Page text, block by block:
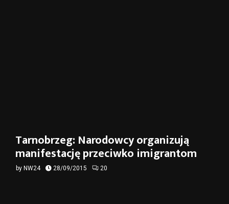
Tarnobrzeg: Narodowcy organizują
manifestację przeciwko imigrantom
by NW24 28/09/2015 20